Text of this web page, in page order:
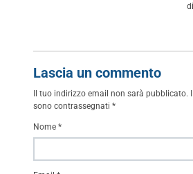
Lascia un commento
Il tuo indirizzo email non sarà pubblicato.
sono contrassegnati *
Nome *